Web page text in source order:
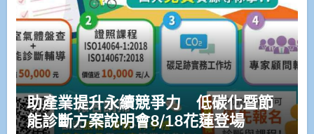
助產業提升永續競爭力 低碳化暨節
能診斷方案說明會8/18花蓮登場